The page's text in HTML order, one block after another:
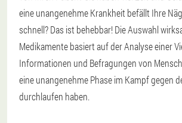
eine unangenehme Krankheit befällt Ihre
schnell? Das ist behebbar! Die Auswahl
Medikamente basiert auf der Analyse einer
Informationen und Befragungen von
eine unangenehme Phase im Kampf gegen
durchlaufen haben.